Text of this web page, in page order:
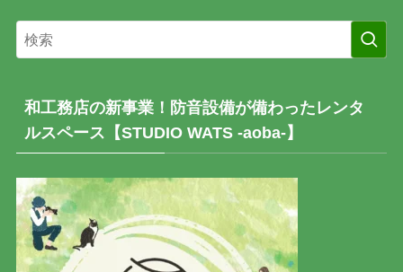
和工務店の新事業！防音設備が備わったレンタ
ルスペース【STUDIO WATS -aoba-】